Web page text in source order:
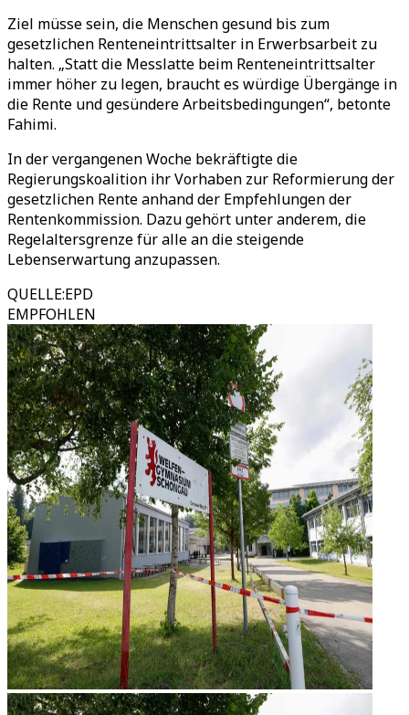
Ziel müsse sein, die Menschen gesund bis zum
gesetzlichen Renteneintrittsalter in Erwerbsarbeit zu
halten. „Statt die Messlatte beim Renteneintrittsalter
immer höher zu legen, braucht es würdige Übergänge in
die Rente und gesündere Arbeitsbedingungen“, betonte
Fahimi.
In der vergangenen Woche bekräftigte die
Regierungskoalition ihr Vorhaben zur Reformierung der
gesetzlichen Rente anhand der Empfehlungen der
Rentenkommission. Dazu gehört unter anderem, die
Regelaltersgrenze für alle an die steigende
Lebenserwartung anzupassen.
QUELLE:EPD
EMPFOHLEN